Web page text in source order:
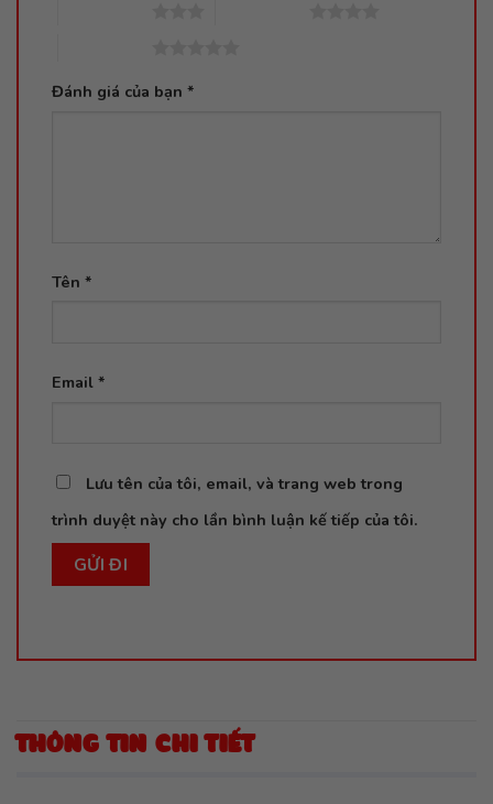
Đánh giá của bạn *
Tên *
Email *
Lưu tên của tôi, email, và trang web trong
trình duyệt này cho lần bình luận kế tiếp của tôi.
THÔNG TIN CHI TIẾT